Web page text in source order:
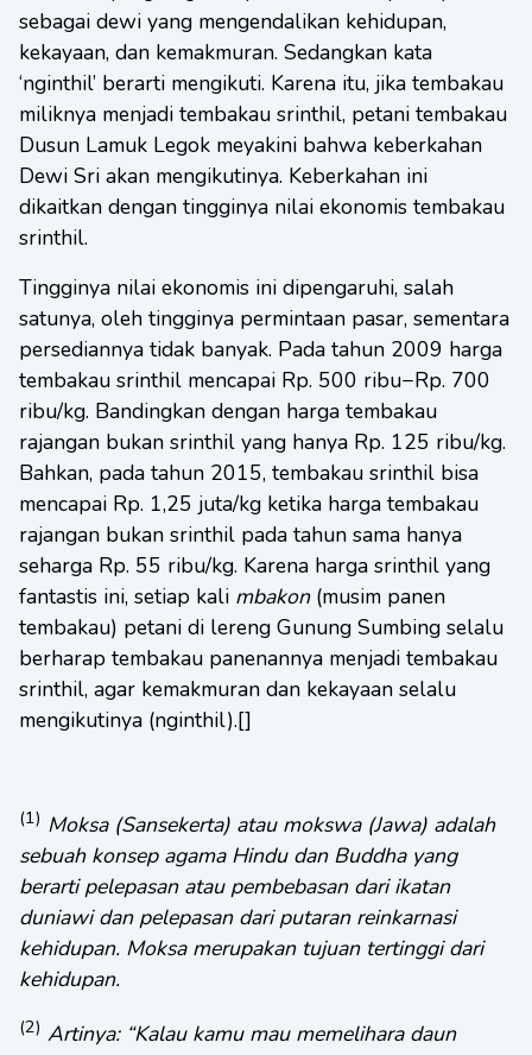
sebagai dewi yang mengendalikan kehidupan,
kekayaan, dan kemakmuran. Sedangkan kata
‘nginthil’ berarti mengikuti. Karena itu, jika tembakau
miliknya menjadi tembakau srinthil, petani tembakau
Dusun Lamuk Legok meyakini bahwa keberkahan
Dewi Sri akan mengikutinya. Keberkahan ini
dikaitkan dengan tingginya nilai ekonomis tembakau
srinthil.
Tingginya nilai ekonomis ini dipengaruhi, salah
satunya, oleh tingginya permintaan pasar, sementara
persediannya tidak banyak. Pada tahun 2009 harga
tembakau srinthil mencapai Rp. 500 ribu−Rp. 700
ribu/kg. Bandingkan dengan harga tembakau
rajangan bukan srinthil yang hanya Rp. 125 ribu/kg.
Bahkan, pada tahun 2015, tembakau srinthil bisa
mencapai Rp. 1,25 juta/kg ketika harga tembakau
rajangan bukan srinthil pada tahun sama hanya
seharga Rp. 55 ribu/kg. Karena harga srinthil yang
fantastis ini, setiap kali mbakon(musim panen
tembakau) petani di lereng Gunung Sumbing selalu
berharap tembakau panenannya menjadi tembakau
srinthil, agar kemakmuran dan kekayaan selalu
mengikutinya (nginthil).[]
(1) Moksa (Sansekerta) atau mokswa (Jawa) adalah
sebuah konsep agama Hindu dan Buddha yang
berarti pelepasan atau pembebasan dari ikatan
duniawi dan pelepasan dari putaran reinkarnasi
kehidupan. Moksa merupakan tujuan tertinggi dari
kehidupan.
(2) Artinya: “Kalau kamu mau memelihara daun